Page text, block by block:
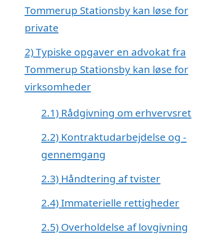
Tommerup Stationsby kan løse for
private
2)Typiske opgaver en advokat fra
Tommerup Stationsby kan løse for
virksomheder
2.1) Rådgivning om erhvervsret
2.2) Kontraktudarbejdelse og -
gennemgang
2.3) Håndtering af tvister
2.4)Immaterielle rettigheder
2.5) Overholdelse af lovgivning